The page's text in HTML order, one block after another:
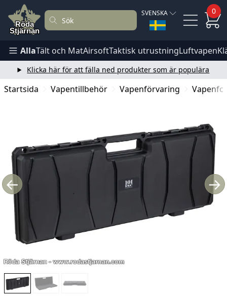
SVENSKA 0
AllaTält och MatAirsoftTaktisk utrustningLuftvapen
Klicka här för att fälla ned produkter som är populära
Startsida Vapentillbehör Vapenförvaring
← →